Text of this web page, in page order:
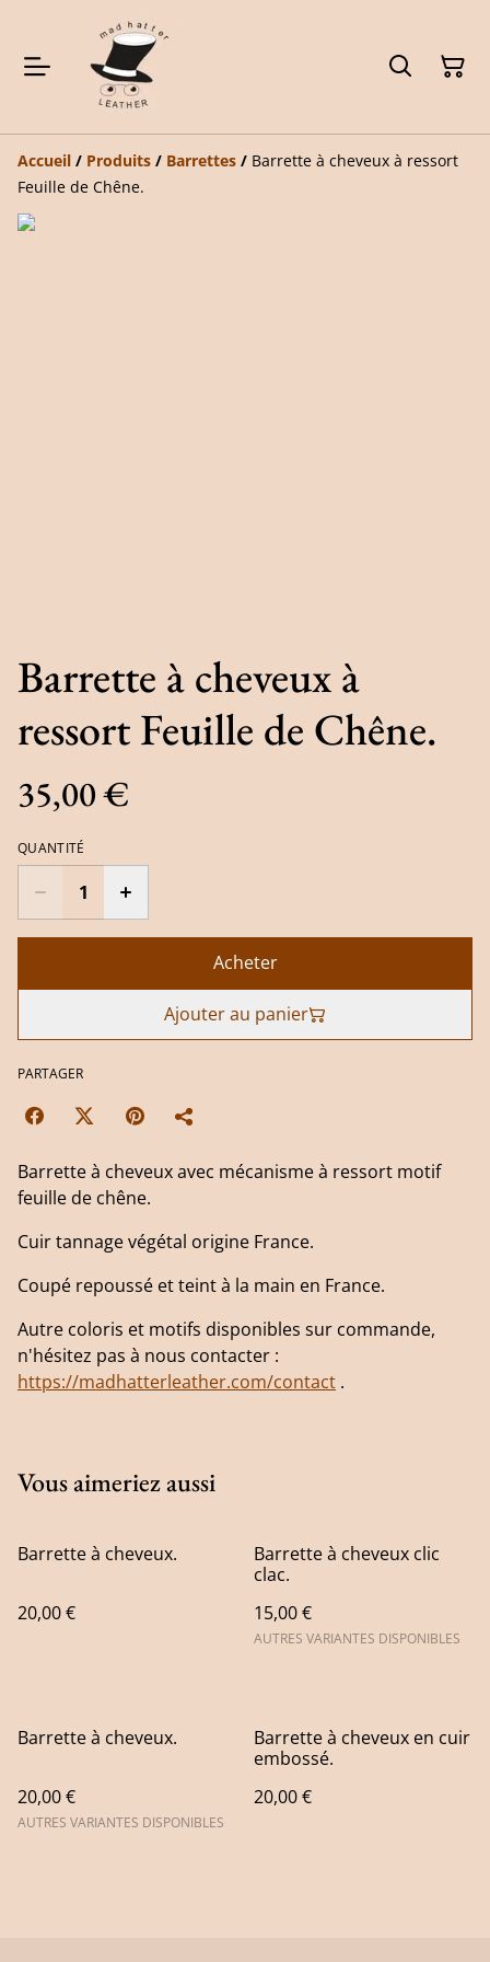
Accueil / Produits / Barrettes / Barrette à cheveux à ressort
Feuille de Chêne.
Barrette à cheveux à
ressort Feuille de Chêne.
35,00 €
QUANTITÉ
Acheter
Ajouter au panier
PARTAGER
Barrette à cheveux avec mécanisme à ressort motif
feuille de chêne.
Cuir tannage végétal origine France.
Coupé repoussé et teint à la main en France.
Autre coloris et motifs disponibles sur commande,
n'hésitez pas à nous contacter :
https://madhatterleather.com/contact .
Vous aimeriez aussi
Barrette à cheveux.
20,00 €
Barrette à cheveux clic
clac.
15,00 €
AUTRES VARIANTES DISPONIBLES
Barrette à cheveux.
20,00 €
AUTRES VARIANTES DISPONIBLES
Barrette à cheveux en cuir
embossé.
20,00 €